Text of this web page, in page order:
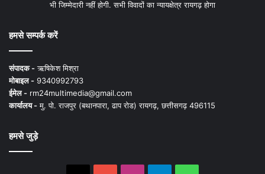
भी जिम्मेदारी नहीं होगी. सभी विवादों का न्यायक्षेत्र रायगढ़ होगा
हमसे सम्पर्क करें
संपादक -ऋषिकेश मिश्रा
मोबाइल - 9340992793
ईमेल - rm24multimedia@gmail.com
कार्यालय -मु. पो. राजपुर (बथानपारा, ढाप रोड) रायगढ़, छत्तीसगढ़ 496115
हमसे जुड़े